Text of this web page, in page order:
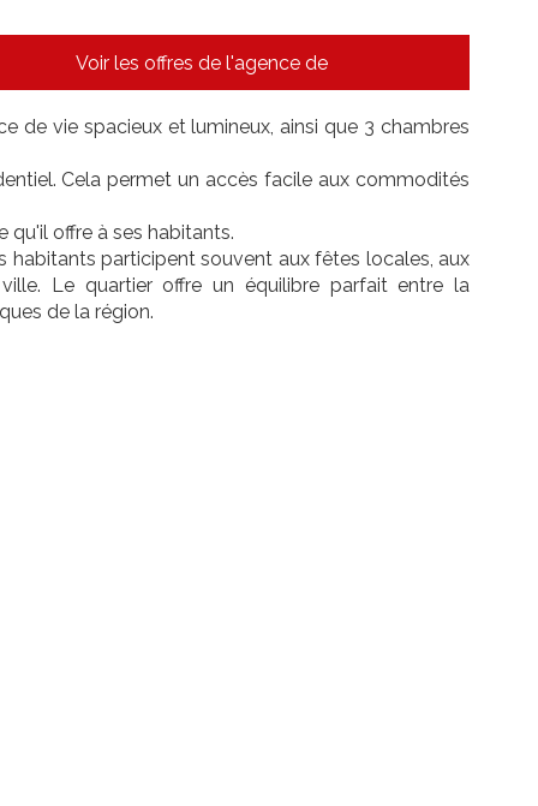
Voir les offres de l'agence de
de vie spacieux et lumineux, ainsi que 3 chambres
Cela permet un accès facile aux commodités
qu'il offre à ses habitants.
participent souvent aux fêtes locales, aux
Le quartier offre un équilibre parfait entre la
de la région.